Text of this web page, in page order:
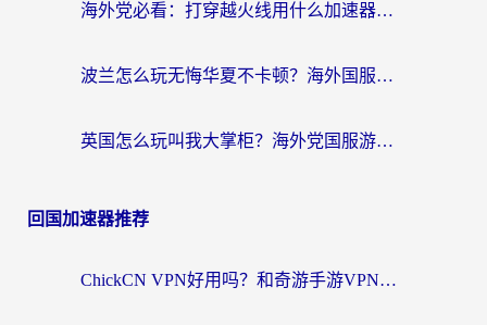
海外党必看：打穿越火线用什么加速器？解决延迟卡顿，还能玩奇妙拼图世界和第五人格
波兰怎么玩无悔华夏不卡顿？海外国服游戏加速器终极指南（附征途2萤火突击解决方案）
英国怎么玩叫我大掌柜？海外党国服游戏加速避坑指南（附实测推荐）
回国加速器推荐
ChickCN VPN好用吗？和奇游手游VPN对比哪个回国效果更好？海外党亲测实用指南